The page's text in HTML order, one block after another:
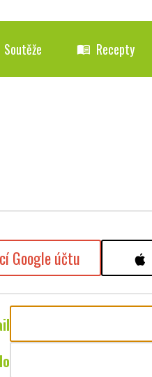
Soutěže menu_book Recepty
Google účtu